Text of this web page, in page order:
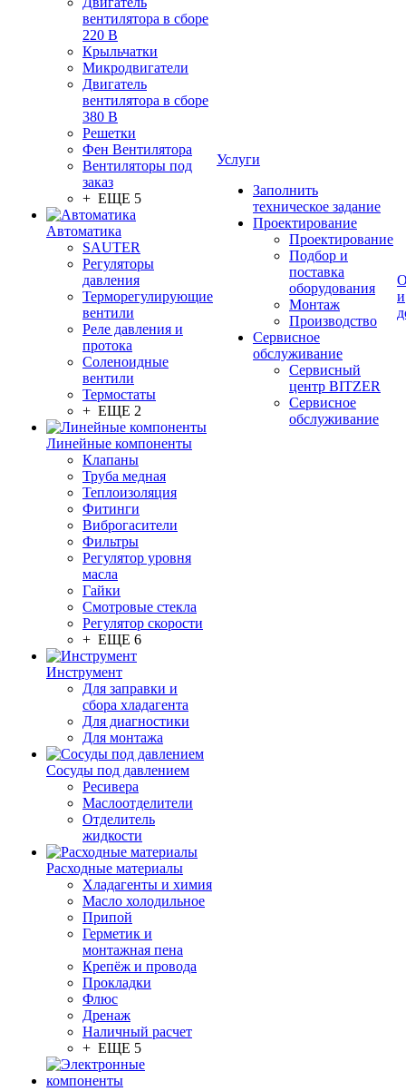
вентилятора в сборе
220 В
Крыльчатки
Микродвигатели
Двигатель
вентилятора в сборе
380 В
Решетки
Фен Вентилятора
Вентиляторы под
заказ
+ ЕЩЕ 5
Автоматика
SAUTER
Регуляторы
давления
Терморегулирующие
вентили
Реле давления и
протока
Соленоидные
вентили
Термостаты
+ ЕЩЕ 2
Линейные компоненты
Клапаны
Труба медная
Теплоизоляция
Фитинги
Виброгасители
Фильтры
Регулятор уровня
масла
Гайки
Смотровые стекла
Регулятор скорости
+ ЕЩЕ 6
Инструмент
Для заправки и
сбора хладагента
Для диагностики
Для монтажа
Сосуды под давлением
Ресивера
Маслоотделители
Отделитель
жидкости
Расходные материалы
Хладагенты и химия
Масло холодильное
Припой
Герметик и
монтажная пена
Крепёж и провода
Прокладки
Флюс
Дренаж
Наличный расчет
+ ЕЩЕ 5
Услуги
Заполнить
техническое задание
Проектирование
Проектирование
Подбор и
поставка
оборудования
Монтаж
Производство
Сервисное
обслуживание
Сервисный
центр BITZER
Сервисное
обслуживание
и